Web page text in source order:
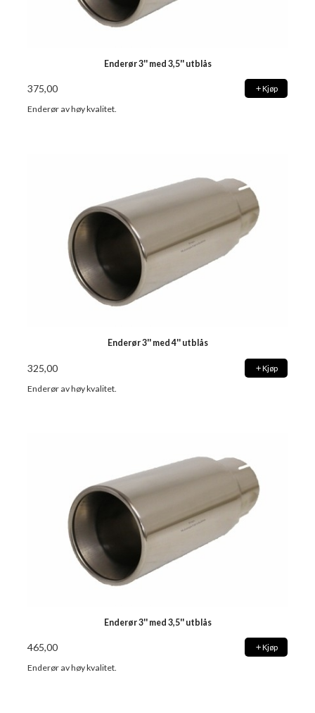
Enderør 3'' med 3,5'' utblås
375,00 Kjøp
Enderør av høy kvalitet.
Enderør 3'' med 4'' utblås
325,00 Kjøp
Enderør av høy kvalitet.
Enderør 3'' med 3,5'' utblås
465,00 Kjøp
Enderør av høy kvalitet.